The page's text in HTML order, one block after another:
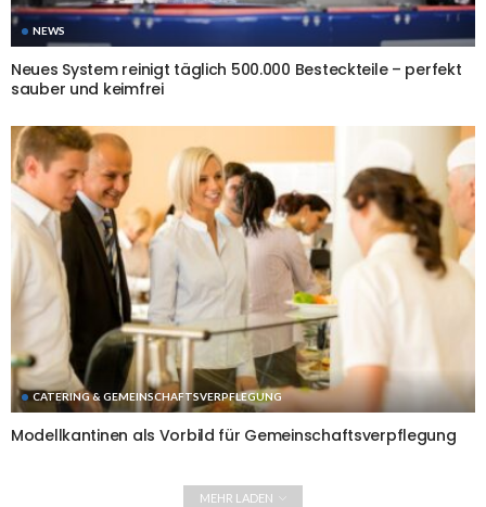
NEWS
Neues System reinigt täglich 500.000 Besteckteile – perfekt
sauber und keimfrei
CATERING & GEMEINSCHAFTSVERPFLEGUNG
Modellkantinen als Vorbild für Gemeinschaftsverpflegung
MEHR LADEN